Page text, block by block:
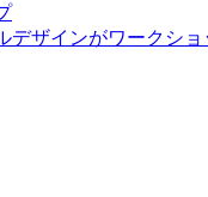
デザインがワークショ